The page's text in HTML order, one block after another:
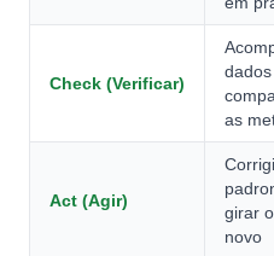
Check (Verificar)
as
Act (Agir)
girar
novo